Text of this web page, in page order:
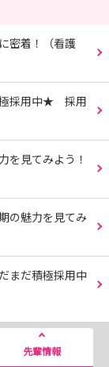
密着！（看護
極採用中★ 採用
を見てみよう！
の魅力を見てみ
まだ積極採用中
先輩情報